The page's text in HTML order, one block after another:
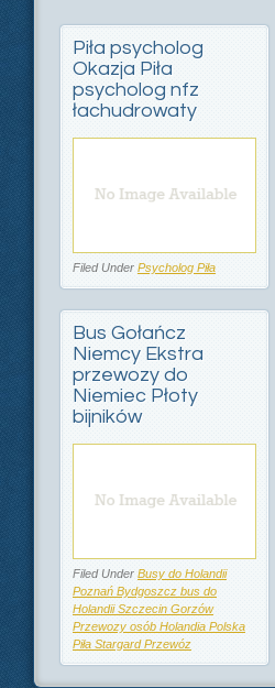
Piła psycholog
Okazja Piła
psycholog nfz
łachudrowaty
Filed Under Psycholog Piła
Bus Gołańcz
Niemcy Ekstra
przewozy do
Niemiec Płoty
bijników
Filed Under Busy do Holandii
Poznań Bydgoszcz bus do
Holandii Szczecin Gorzów
Przewozy osób Holandia Polska
Piła Stargard Przewóz